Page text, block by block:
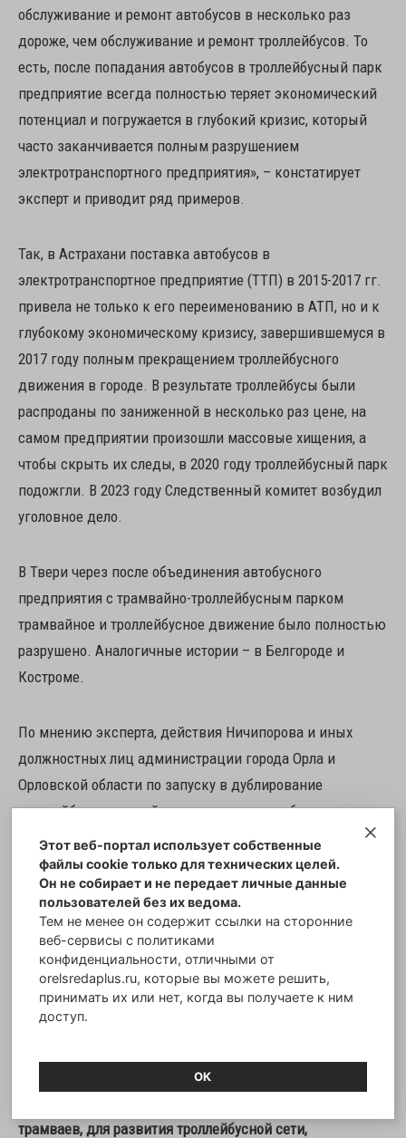
обслуживание и ремонт автобусов в несколько раз
дороже, чем обслуживание и ремонт троллейбусов. То
есть, после попадания автобусов в троллейбусный парк
предприятие всегда полностью теряет экономический
потенциал и погружается в глубокий кризис, который
часто заканчивается полным разрушением
электротранспортного предприятия», – констатирует
эксперт и приводит ряд примеров.
Так, в Астрахани поставка автобусов в
электротранспортное предприятие (ТТП) в 2015-2017 гг.
привела не только к его переименованию в АТП, но и к
глубокому экономическому кризису, завершившемуся в
2017 году полным прекращением троллейбусного
движения в городе. В результате троллейбусы были
распроданы по заниженной в несколько раз цене, на
самом предприятии произошли массовые хищения, а
чтобы скрыть их следы, в 2020 году троллейбусный парк
подожгли. В 2023 году Следственный комитет возбудил
уголовное дело.
В Твери через после объединения автобусного
предприятия с трамвайно-троллейбусным парком
трамвайное и троллейбусное движение было полностью
разрушено. Аналогичные истории – в Белгороде и
Костроме.
По мнению эксперта, действия Ничипорова и иных
должностных лиц администрации города Орла и
Орловской области по запуску в дублирование
троллейбусных линий коммерческих автобусов и
маршруток и действия Ничипорова по закупке
газомоторных автобусов в МУП ТТП привели к
нанесению ущерба государству, муниципальному
предприятию и обществу.
Ничипоров В.Н. как должностное лицо администрации
г. Орла, первый заместитель мэра города и
ответственное лицо за работу транспортной сферы в
троллейбусное движение в г. Орле, принимать меры для
трамваев, для развития троллейбусной сети,
Этот веб-портал использует собственные
файлы cookie только для технических целей.
Он не собирает и не передает личные данные
пользователей без их ведома.
Тем не менее он содержит ссылки на сторонние
веб-сервисы с политиками
конфиденциальности, отличными от
orelsredaplus.ru, которые вы можете решить,
принимать их или нет, когда вы получаете к ним
доступ.
ОК